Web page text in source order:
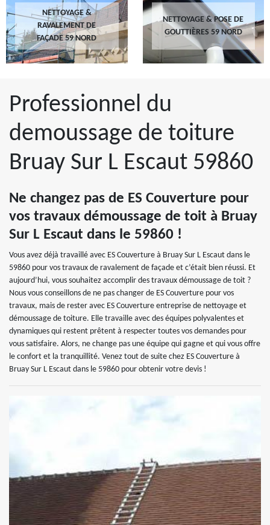
NETTOYAGE &
RAVALEMENT DE
FAÇADE 59 NORD
NETTOYAGE & POSE DE
GOUTTIÈRES 59 NORD
Professionnel du
demoussage de toiture
Bruay Sur L Escaut 59860
Ne changez pas de ES Couverture pour
vos travaux démoussage de toit à Bruay
Sur L Escaut dans le 59860 !
Vous avez déjà travaillé avec ES Couverture à Bruay Sur L Escaut dans le
59860 pour vos travaux de ravalement de façade et c’était bien réussi. Et
aujourd’hui, vous souhaitez accomplir des travaux démoussage de toit ?
Nous vous conseillons de ne pas changer de ES Couverture pour vos
travaux, mais de rester avec ES Couverture entreprise de nettoyage et
démoussage de toiture. Elle travaille avec des équipes polyvalentes et
dynamiques qui restent prêtent à respecter toutes vos demandes pour
vous satisfaire. Alors, ne change pas une équipe qui gagne et qui vous offre
le confort et la tranquillité. Venez tout de suite chez ES Couverture à
Bruay Sur L Escaut dans le 59860 pour obtenir votre devis !